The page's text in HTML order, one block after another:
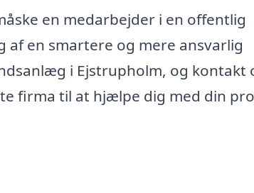
en medarbejder i en offentlig
en smartere og mere ansvarlig
i Ejstrupholm, og kontakt
firma til at hjælpe dig med din